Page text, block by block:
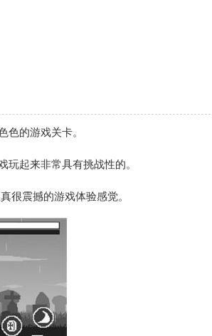
色的游戏关卡。
起来非常具有挑战性的。
很震撼的游戏体验感觉。